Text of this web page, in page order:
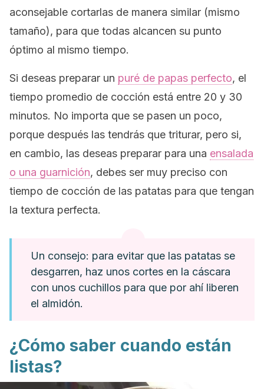
aconsejable cortarlas de manera similar (mismo
tamaño), para que todas alcancen su punto
óptimo al mismo tiempo.
Si deseas preparar un puré de papas perfecto, el
tiempo promedio de cocción está entre 20 y 30
minutos. No importa que se pasen un poco,
porque después las tendrás que triturar, pero si,
en cambio, las deseas preparar para una ensalada
o una guarnición, debes ser muy preciso con
tiempo de cocción de las patatas para que tengan
la textura perfecta.
Un consejo: para evitar que las patatas se
desgarren, haz unos cortes en la cáscara
con unos cuchillos para que por ahí liberen
el almidón.
¿Cómo saber cuando están
listas?